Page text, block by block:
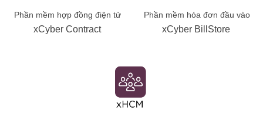
Phần mềm hợp đồng điện tử
xCyber Contract
Phần mềm hóa đơn đầu vào
xCyber BillStore